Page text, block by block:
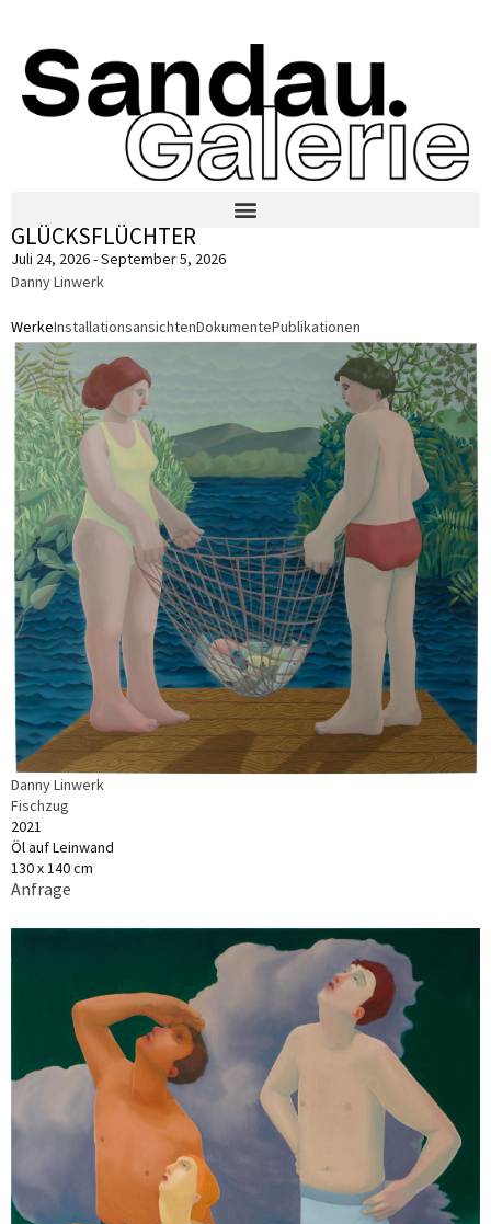
GLÜCKSFLÜCHTER
Juli 24, 2026 - September 5, 2026
Danny Linwerk
WerkeInstallationsansichtenDokumentePublikationen
Danny Linwerk
Fischzug
2021
Öl auf Leinwand
130 x 140 cm
Anfrage